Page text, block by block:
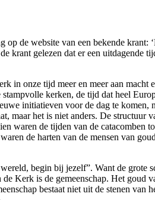
de website van een bekende
krant gelezen dat er een
in onze tijd meer en meer aan
kerken, de tijd dat heel
initiatieven voor de dag te
maar het is niet anders. De structuur
waren de tijden van de
de harten van de mensen van
begin bij jezelf”. Want de
Kerk is de gemeenschap. Het
bestaat niet uit de stenen